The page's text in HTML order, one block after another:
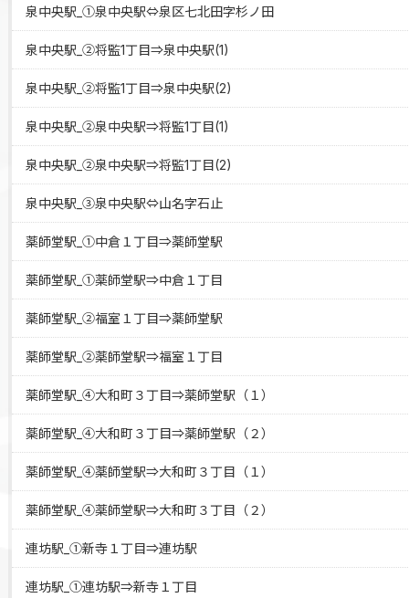
泉中央駅_①泉中央駅⇔泉区七北田字杉ノ田
泉中央駅_②将監1丁目⇒泉中央駅(1)
泉中央駅_②将監1丁目⇒泉中央駅(2)
泉中央駅_②泉中央駅⇒将監1丁目(1)
泉中央駅_②泉中央駅⇒将監1丁目(2)
泉中央駅_③泉中央駅⇔山名字石止
薬師堂駅_①中倉１丁目⇒薬師堂駅
薬師堂駅_①薬師堂駅⇒中倉１丁目
薬師堂駅_②福室１丁目⇒薬師堂駅
薬師堂駅_②薬師堂駅⇒福室１丁目
薬師堂駅_④大和町３丁目⇒薬師堂駅（１）
薬師堂駅_④大和町３丁目⇒薬師堂駅（２）
薬師堂駅_④薬師堂駅⇒大和町３丁目（１）
薬師堂駅_④薬師堂駅⇒大和町３丁目（２）
連坊駅_①新寺１丁目⇒連坊駅
連坊駅_①連坊駅⇒新寺１丁目